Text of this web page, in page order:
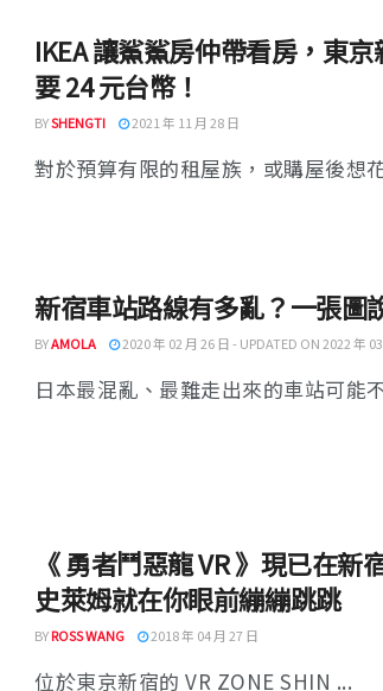
IKEA 讓鯊鯊房仲帶看房，東
要 24 元台幣！
BYSHENGTI 2021 年 11 月 28 日
對於預算有限的租屋族，或購屋後想
新宿車站路線有多亂？一張圖
BYAMOLA 2020 年 02 月 26 日 - UPDATED ON 2022 年
日本最混亂、最難走出來的車站可能
《 勇者鬥惡龍 VR 》現已在新
史萊姆就在你眼前繃繃跳跳
BYROSS WANG 2018 年 04 月 27 日
位於東京新宿的 VR ZONE SHIN ...